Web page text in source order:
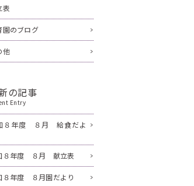
表
園のブログ
他
の記事
Entry
８年度 ８月 給食だよ
８年度 ８月 献立表
８年度 ８月園だより